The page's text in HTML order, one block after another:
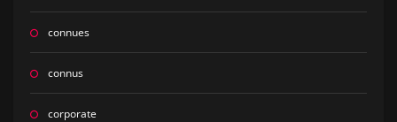
connues
connus
corporate